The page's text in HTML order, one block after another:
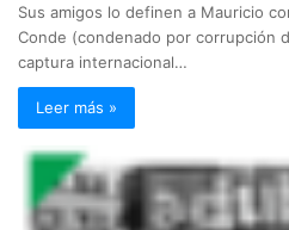
Sus amigos lo definen a Mauricio
Conde (condenado por corrupción
captura internacional…
Leer más »